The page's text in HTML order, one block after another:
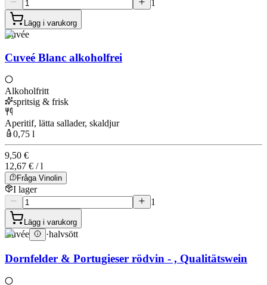
1
Lägg i varukorg
Cuvée
Cuveé Blanc alkoholfrei
Alkoholfritt
spritsig & frisk
Aperitif, lätta sallader, skaldjur
0,75 l
9,50 €
12,67 € / l
Fråga Vinolin
I lager
1
Lägg i varukorg
Cuvée ·halvsött
Dornfelder & Portugieser rödvin - , Qualitätswein